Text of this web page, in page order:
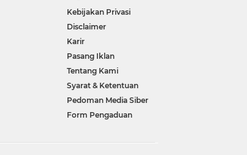
Kebijakan Privasi
Disclaimer
Karir
Pasang Iklan
Tentang Kami
Syarat & Ketentuan
Pedoman Media Siber
Form Pengaduan